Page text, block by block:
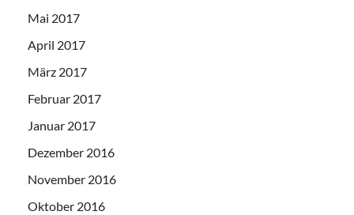
Mai 2017
April 2017
März 2017
Februar 2017
Januar 2017
Dezember 2016
November 2016
Oktober 2016